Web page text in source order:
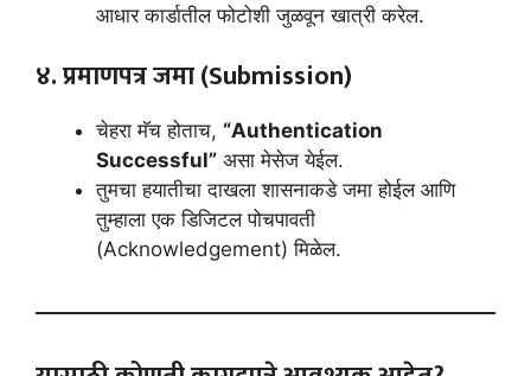
आधार कार्डातील फोटोशी जुळवून खात्री करेल.
४. प्रमाणपत्र जमा (Submission)
चेहरा मॅच होताच, “Authentication
Successful” असा मेसेज येईल.
तुमचा हयातीचा दाखला शासनाकडे जमा होईल आणि
तुम्हाला एक डिजिटल पोचपावती
(Acknowledgement) मिळेल.